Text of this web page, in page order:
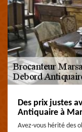
Des prix justes
Antiquaire à
Avez-vous hérité des